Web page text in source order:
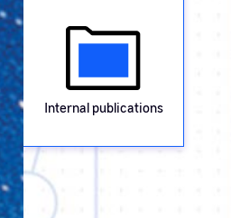
Internal publications